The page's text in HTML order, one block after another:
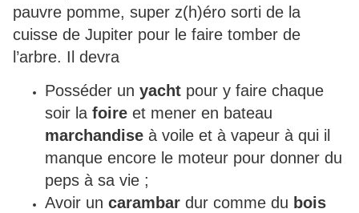
pauvre pomme, super z(h)éro sorti de la
cuisse de Jupiter pour le faire tomber de
l’arbre. Il devra
Posséder un yacht pour y faire chaque
soir la foire et mener en bateau
marchandise à voile et à vapeur à qui il
manque encore le moteur pour donner du
peps à sa vie ;
Avoir un carambar dur comme du bois